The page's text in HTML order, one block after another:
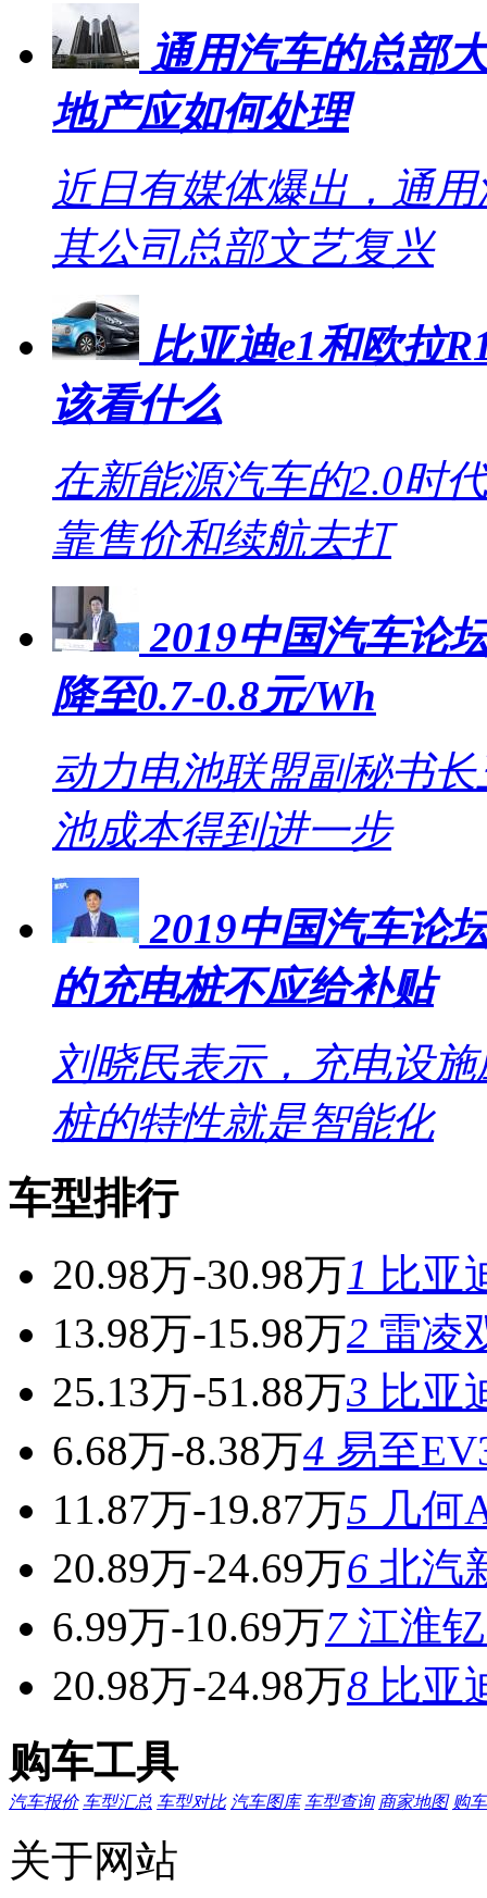
通用汽车的总部
地产应如何处理
近日有媒体爆出，通
其公司总部文艺复兴
比亚迪e1和欧拉
该看什么
在新能源汽车的2.0时
靠售价和续航去打
2019中国汽车论
降至0.7-0.8元/Wh
动力电池联盟副秘书
池成本得到进一步
2019中国汽车论
的充电桩不应给补贴
刘晓民表示，充电设
桩的特性就是智能化
车型排行
20.98万-30.98万1 比亚
13.98万-15.98万2 雷凌
25.13万-51.88万3 比亚
6.68万-8.38万4 易至
11.87万-19.87万5 几何
20.89万-24.69万6 北汽
6.99万-10.69万7江淮
20.98万-24.98万8 比亚
购车工具
汽车报价 车型汇总 车型对比 汽车图库 车型查询 商家地图 购
关于网站